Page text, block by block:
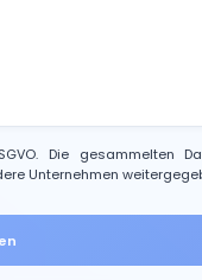
Die gesammelten
Unternehmen